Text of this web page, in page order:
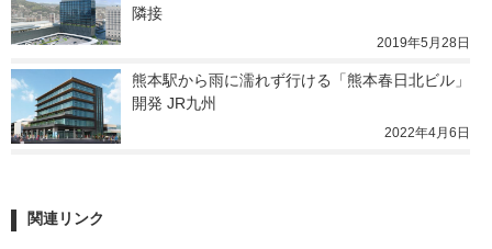
隣接
2019年5月28日
熊本駅から雨に濡れず行ける「熊本春日北ビル」
開発 JR九州
2022年4月6日
関連リンク